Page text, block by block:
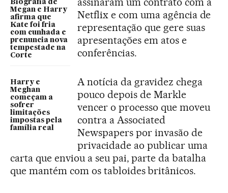
Biografia de
Megan e Harry
afirma que
Kate foi fria
com cunhada e
prenuncia nova
tempestade na
Corte
Harry e
Meghan
começam a
sofrer
limitações
impostas pela
família real
Netflix e com uma agência de
representação que gere suas
apresentações em atos e
conferências.
A notícia da gravidez chega
pouco depois de Markle
vencer o processo que moveu
contra a Associated
Newspapers por invasão de
privacidade ao publicar uma
carta que enviou a seu pai, parte da batalha
que mantém com os tabloides britânicos.